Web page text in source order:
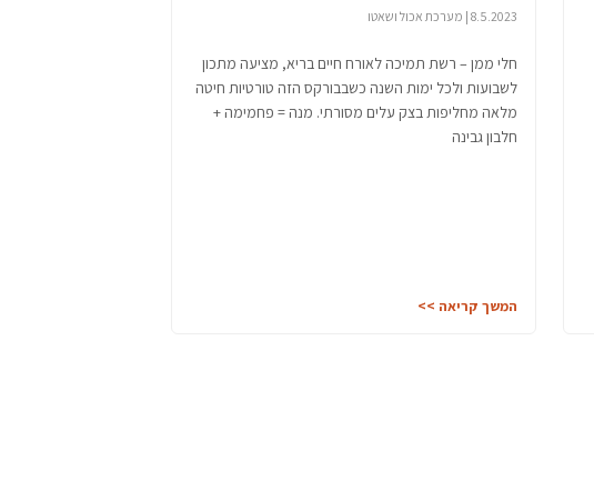
8.5.2023 | מערכת אכול ושאטו
חלי ממן – רשת תמיכה לאורח חיים בריא, מציעה מתכון
לשבועות ולכל ימות השנה כשבבורקס הזה טורטיות חיטה
מלאה מחליפות בצק עלים מסורתי. מנה = פחמימה +
חלבון גבינה
המשך קריאה >>